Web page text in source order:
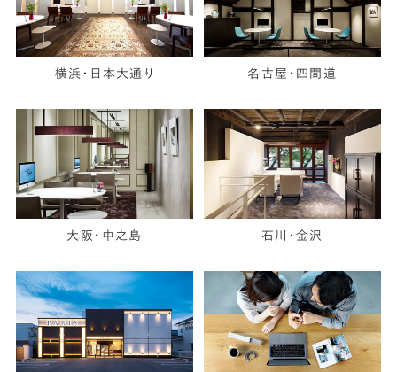
横浜・日本大通り 名古屋・四間道
大阪・中之島 石川・金沢